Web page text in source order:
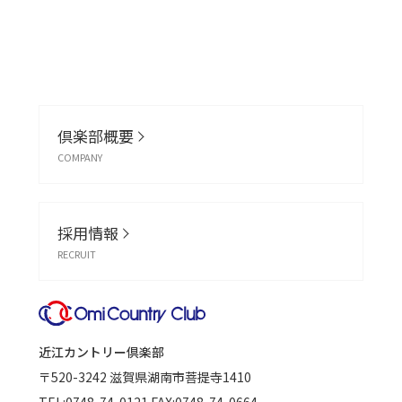
倶楽部概要
COMPANY
採用情報
RECRUIT
近江カントリー倶楽部
〒520-3242 滋賀県湖南市菩提寺1410